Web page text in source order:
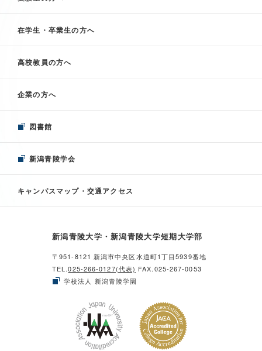
在学生・卒業生の方へ
高校教員の方へ
企業の方へ
図書館
新潟青陵学会
キャンパスマップ・交通アクセス
新潟青陵大学・新潟青陵大学短期大学部
〒951-8121 新潟市中央区水道町1丁目5939番地
TEL.025-266-0127(代表) FAX.025-267-0053
学校法人 新潟青陵学園